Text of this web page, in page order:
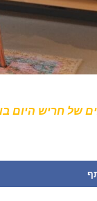
של חריש היום